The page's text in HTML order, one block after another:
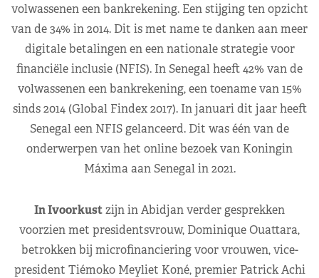
volwassenen een bankrekening. Een stijging ten opzicht
van de 34% in 2014. Dit is met name te danken aan meer
digitale betalingen en een nationale strategie voor
financiële inclusie (NFIS). In Senegal heeft 42% van de
volwassenen een bankrekening, een toename van 15%
sinds 2014 (Global Findex 2017). In januari dit jaar heeft
Senegal een NFIS gelanceerd. Dit was één van de
onderwerpen van het online bezoek van Koningin
Máxima aan Senegal in 2021.
In Ivoorkustzijn in Abidjan verder gesprekken
voorzien met presidentsvrouw, Dominique Ouattara,
betrokken bij microfinanciering voor vrouwen, vice-
president Tiémoko Meyliet Koné, premier Patrick Achi